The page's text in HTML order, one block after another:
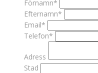
Förnamn*
Efternamn*
Email*
Telefon*
Adress
Stad